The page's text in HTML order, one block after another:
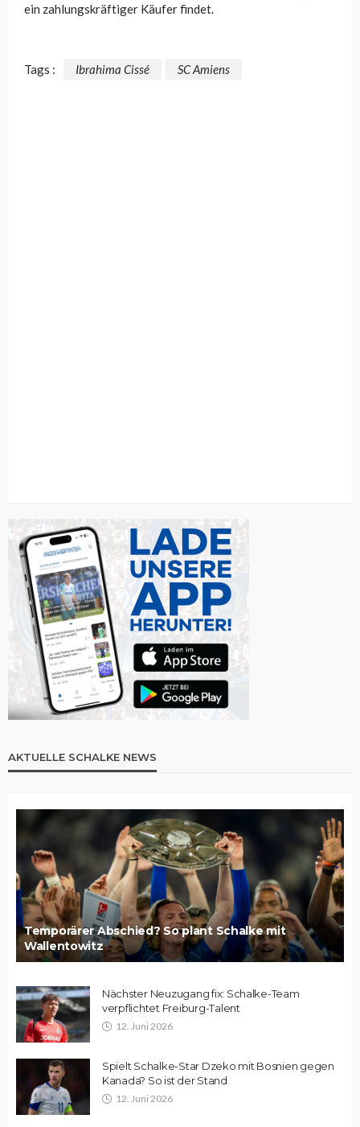
ein zahlungskräftiger Käufer findet.
Tags : Ibrahima Cissé SC Amiens
AKTUELLE SCHALKE NEWS
Temporärer Abschied? So plant Schalke mit
Wallentowitz
Nächster Neuzugang fix: Schalke-Team
verpflichtet Freiburg-Talent
12. Juni 2026
Spielt Schalke-Star Dzeko mit Bosnien gegen
Kanada? So ist der Stand
12. Juni 2026